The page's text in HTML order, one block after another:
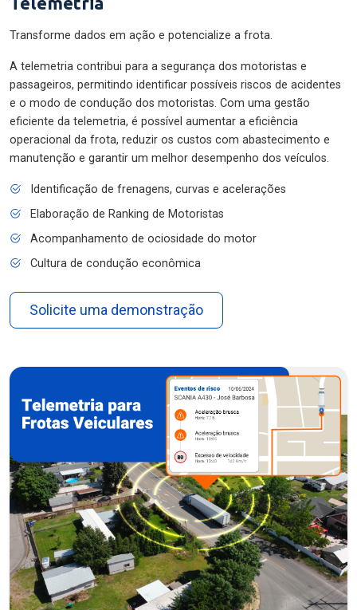
Transforme dados em ação e potencialize a frota.
A telemetria contribui para a segurança dos motoristas e
passageiros, permitindo identificar possíveis riscos de acidentes
e o modo de condução dos motoristas. Com uma gestão
eficiente da telemetria, é possível aumentar a eficiência
operacional da frota, reduzir os custos com abastecimento e
manutenção e garantir um melhor desempenho dos veículos.
Identificação de frenagens, curvas e acelerações
Elaboração de Ranking de Motoristas
Acompanhamento de ociosidade do motor
Cultura de condução econômica
Solicite uma demonstração